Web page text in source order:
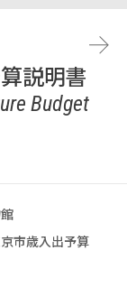
説明書
Budget
市歳入出予算